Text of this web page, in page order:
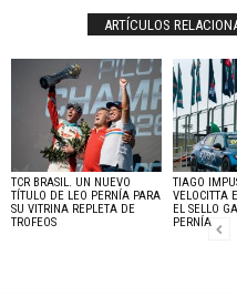
ARTÍCULOS
TCR BRASIL. UN NUEVO
TÍTULO DE LEO PERNÍA PARA
SU VITRINA REPLETA DE
TROFEOS
TIAGO
VELOCITTA
EL SELLO
PERNÍA